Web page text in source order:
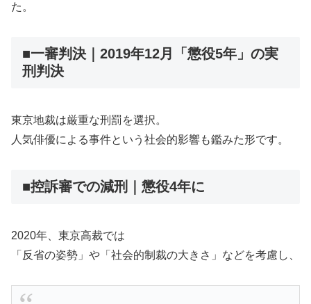
た。
■一審判決｜2019年12月「懲役5年」の実
刑判決
東京地裁は厳重な刑罰を選択。
人気俳優による事件という社会的影響も鑑みた形です。
■控訴審での減刑｜懲役4年に
2020年、東京高裁では
「反省の姿勢」や「社会的制裁の大きさ」などを考慮し、